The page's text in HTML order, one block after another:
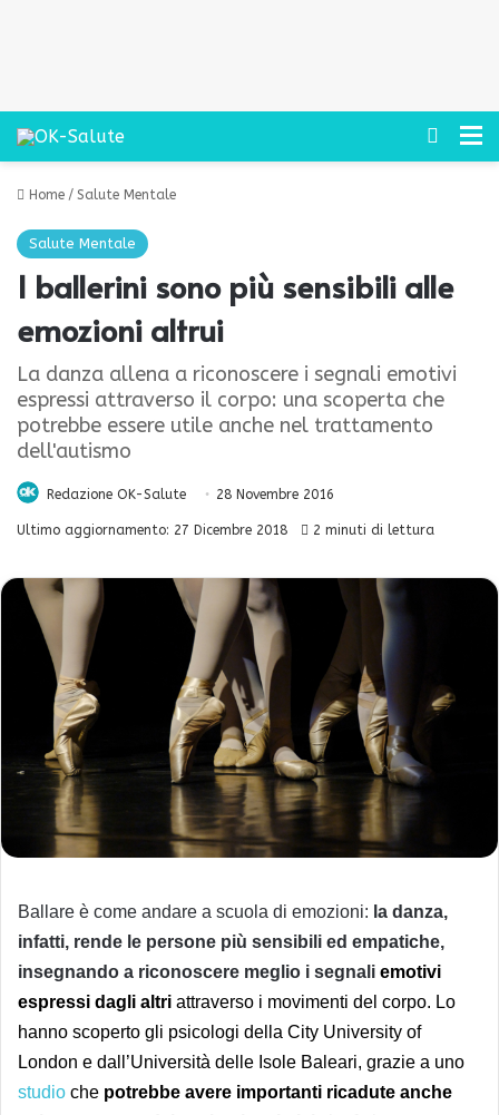
Cerca
Home / Salute Mentale
Salute Mentale
I ballerini sono più sensibili alle
emozioni altrui
La danza allena a riconoscere i segnali emotivi
espressi attraverso il corpo: una scoperta che
potrebbe essere utile anche nel trattamento
dell'autismo
Redazione OK-Salute 28 Novembre 2016
Ultimo aggiornamento: 27 Dicembre 2018 2 minuti di lettura
Ballare è come andare a scuola di emozioni: la danza,
infatti, rende le persone più sensibili ed empatiche,
insegnando a riconoscere meglio i segnali emotivi
espressi dagli altri attraverso i movimenti del corpo. Lo
hanno scoperto gli psicologi della City University of
London e dall’Università delle Isole Baleari, grazie a uno
studio che potrebbe avere importanti ricadute anche